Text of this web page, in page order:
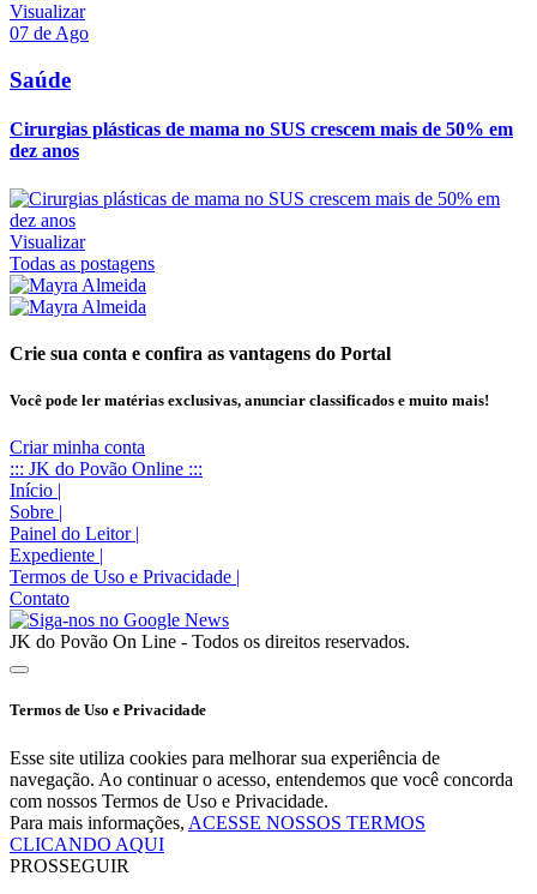
Visualizar
07 de Ago
Saúde
Cirurgias plásticas de mama no SUS crescem mais de 50% em
dez anos
Visualizar
Todas as postagens
Crie sua conta e confira as vantagens do Portal
Você pode ler matérias exclusivas, anunciar classificados e muito mais!
Criar minha conta
::: JK do Povão Online :::
Início |
Sobre |
Painel do Leitor |
Expediente |
Termos de Uso e Privacidade |
Contato
JK do Povão On Line - Todos os direitos reservados.
Termos de Uso e Privacidade
Esse site utiliza cookies para melhorar sua experiência de
navegação. Ao continuar o acesso, entendemos que você concorda
com nossos Termos de Uso e Privacidade.
Para mais informações, ACESSE NOSSOS TERMOS
CLICANDO AQUI
PROSSEGUIR